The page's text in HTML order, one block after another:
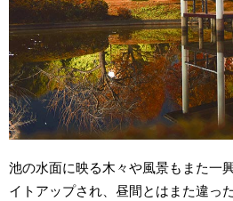
池の水面に映る木々や風景もまた一
イトアップされ、昼間とはまた違っ